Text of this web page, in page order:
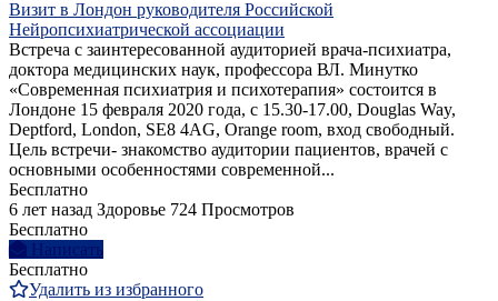
Визит в Лондон руководителя Российской
Нейропсихиатрической ассоциации
Встреча с заинтересованной аудиторией врача-психиатра,
доктора медицинских наук, профессора ВЛ. Минутко
«Современная психиатрия и психотерапия» состоится в
Лондоне 15 февраля 2020 года, с 15.30-17.00, Douglas Way,
Deptford, London, SE8 4AG, Orange room, вход свободный.
Цель встречи- знакомство аудитории пациентов, врачей с
основными особенностями современной...
Бесплатно
6 лет назад Здоровье 724 Просмотров
Бесплатно
Написать
Бесплатно
Удалить из избранного